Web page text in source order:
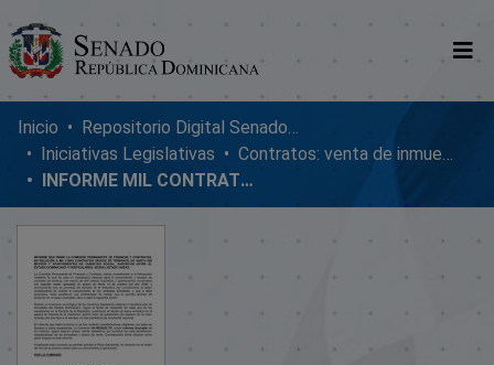
Comunidades
Glosario
Nosotros
Inicio
Repositorio Digital SenadoRD
Iniciativas Legislativas
Contratos: venta de inmuebles, enmiendas y donaciones
INFORME MIL CONTRATOS